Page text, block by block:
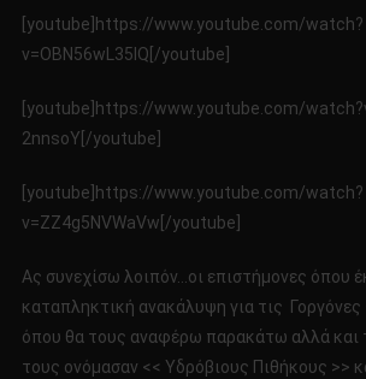
[youtube]https://www.youtube.com/watch?
v=OBN56wL35IQ[/youtube]
[youtube]https://www.youtube.com/
2nnsoY[/youtube]
[youtube]https://www.youtube.com/watch?
v=ZZ4g5NVWaVw[/youtube]
Ας συνεχίσω λοιπόν…οι επιστήμονες όπου
καταπληκτική ανακάλυψη για τις
όπου θα τους αναφέρω παρακάτω αλλά και
τους ονόμασαν << Υδρόβιους Πιθήκους >>